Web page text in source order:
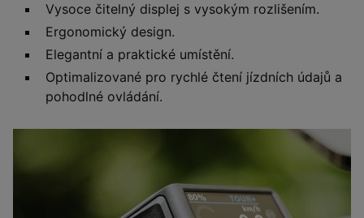
Vysoce čitelný displej s vysokým rozlišením.
Ergonomický design.
Elegantní a praktické umístění.
Optimalizované pro rychlé čtení jízdních údajů a
pohodlné ovládání.